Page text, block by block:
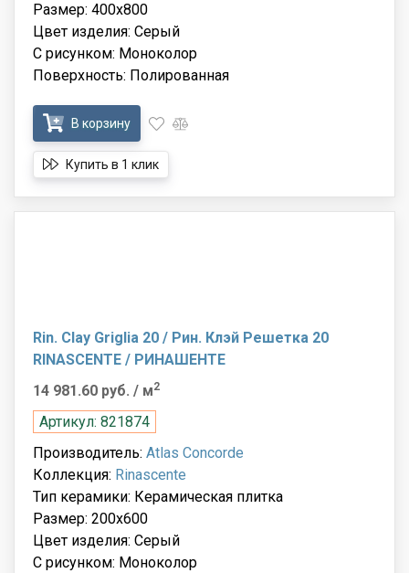
Размер: 400x800
Цвет изделия: Серый
С рисунком: Моноколор
Поверхность: Полированная
В корзину
Купить в 1 клик
Rin. Clay Griglia 20 / Рин. Клэй Решетка 20
RINASCENTE / РИНАШЕНТЕ
14 981.60 руб. / м2
Артикул: 821874
Производитель: Atlas Concorde
Коллекция: Rinascente
Тип керамики: Керамическая плитка
Размер: 200x600
Цвет изделия: Серый
С рисунком: Моноколор